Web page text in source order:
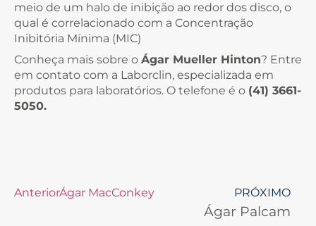
meio de um halo de inibição ao redor dos disco, o
qual é correlacionado com a Concentração
Inibitória Mínima (MIC)
Conheça mais sobre o Ágar Mueller Hinton? Entre
em contato com a Laborclin, especializada em
produtos para laboratórios. O telefone é o (41) 3661-
5050.
AnteriorÁgar MacConkey PRÓXIMO
Ágar Palcam